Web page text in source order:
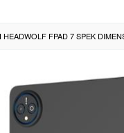
FPAD 7 SPEK